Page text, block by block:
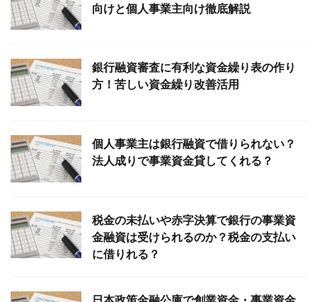
向けと個人事業主向け徹底解説
銀行融資審査に有利な資金繰り表の作り
方！苦しい資金繰り改善活用
個人事業主は銀行融資で借りられない？
法人成りで事業資金貸してくれる？
税金の未払いや赤字決算で銀行の事業資
金融資は受けられるのか？税金の支払い
に借りれる？